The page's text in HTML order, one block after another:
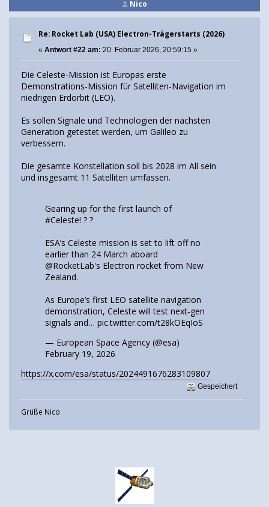
Nico
Re: Rocket Lab (USA) Electron-Trägerstarts (2026)
« Antwort #22 am: 20. Februar 2026, 20:59:15 »
Die Celeste-Mission ist Europas erste
Demonstrations-Mission für Satelliten-Navigation im
niedrigen Erdorbit (LEO).
Es sollen Signale und Technologien der nächsten
Generation getestet werden, um Galileo zu
verbessern.
Die gesamte Konstellation soll bis 2028 im All sein
und insgesamt 11 Satelliten umfassen.
Gearing up for the first launch of
#Celeste! ?️ ?
ESA’s Celeste mission is set to lift off no
earlier than 24 March aboard
@RocketLab's Electron rocket from New
Zealand.
As Europe’s first LEO satellite navigation
demonstration, Celeste will test next‑gen
signals and… pic.twitter.com/t28kOEqIoS
— European Space Agency (@esa)
February 19, 2026
https://x.com/esa/status/2024491676283109807
Gespeichert
Grüße Nico